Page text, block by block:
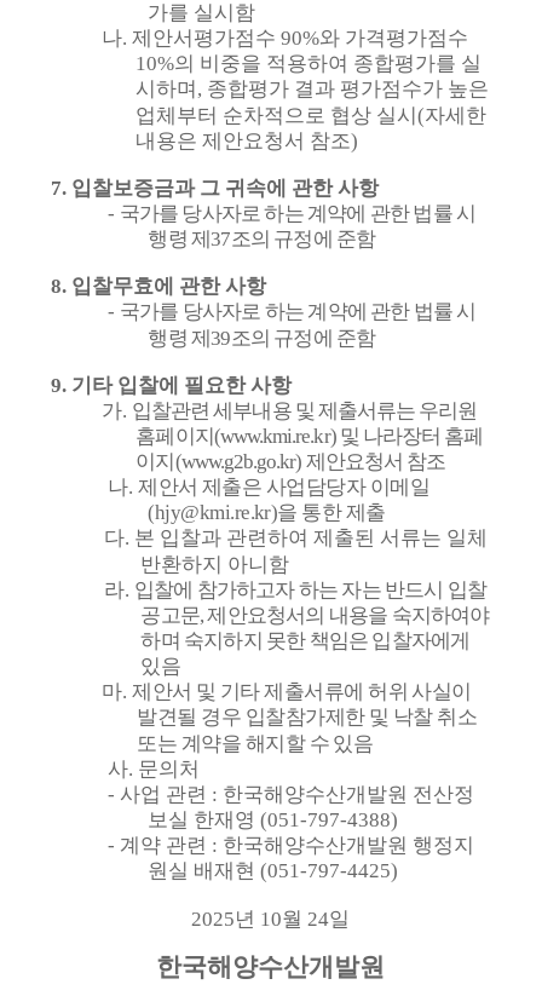
가를 실시함
나. 제안서평가점수 90%와 가격평가점수
10%의 비중을 적용하여 종합평가를 실
시하며 , 종합평가 결과 평가점수가 높은
업체부터 순차적으로 협상 실시(자세한
내용은 제안요청서 참조)
7. 입찰보증금과 그 귀속에 관한 사항
- 국가를 당사자로 하는 계약에 관한 법률 시
행령 제37조의 규정에 준함
8. 입찰무효에 관한 사항
- 국가를 당사자로 하는 계약에 관한 법률 시
행령 제39조의 규정에 준함
9. 기타 입찰에 필요한 사항
가. 입찰관련 세부내용 및 제출서류는 우리원
홈페이지(www.kmi.re.kr) 및 나라장터 홈페
이지 (www.g2b.go.kr) 제안요청서 참조
나.제안서 제출은 사업담당자 이메일
(hjy@kmi.re.kr)을 통한 제출
다. 본 입찰과 관련하여 제출된 서류는 일체
반환하지 아니함
라. 입찰에 참가하고자 하는 자는 반드시 입찰
공고문,제안요청서의 내용을 숙지하여야
하며 숙지하지 못한 책임은 입찰자에게
있음
마.제안서 및 기타 제출서류에 허위 사실이
발견될 경우 입찰참가제한 및 낙찰 취소
또는 계약을 해지할 수 있음
사. 문의처
- 사업 관련 : 한국해양수산개발원 전산정
보실 한재영(051-797-4388)
- 계약 관련 : 한국해양수산개발원 행정지
원실 배재현(051-797-4425)
2025년 10월24일
한국해양수산개발원